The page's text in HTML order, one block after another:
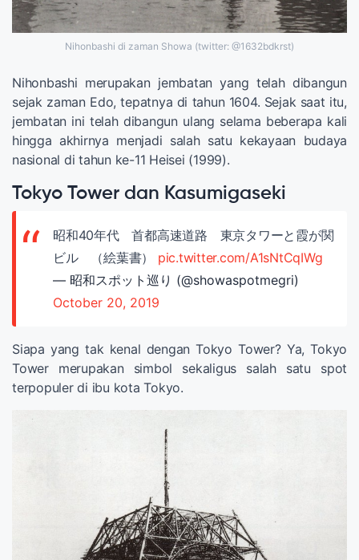
Nihonbashi di zaman Showa (twitter: @1632bdkrst)
Nihonbashi merupakan jembatan yang telah dibangun
sejak zaman Edo, tepatnya di tahun 1604. Sejak saat itu,
jembatan ini telah dibangun ulang selama beberapa kali
hingga akhirnya menjadi salah satu kekayaan budaya
nasional di tahun ke-11 Heisei (1999).
Tokyo Tower dan Kasumigaseki
昭和40年代 首都高速道路 東京タワーと霞が関
ビル （絵葉書） pic.twitter.com/A1sNtCqIWg
— 昭和スポット巡り (@showaspotmegri)
October 20, 2019
Siapa yang tak kenal dengan Tokyo Tower? Ya, Tokyo
Tower merupakan simbol sekaligus salah satu spot
terpopuler di ibu kota Tokyo.